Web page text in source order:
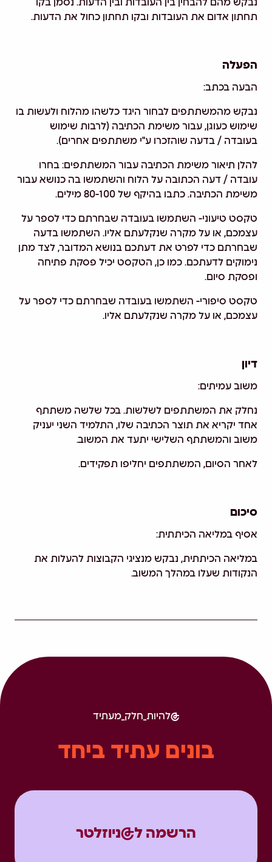
נבקש מהם להבחין בין העובדות ובין הדעות. נסמן בקו
תחתון אדום את העובדות ובקו תחתון כחול את הדעות.
הפעלה
הבעה בכתב:
נבקש מהמשתתפים לבחור היגד כלשהו מהלוח ולעשות בו
שימוש כעוגן, עבור משימת הכתיבה (לרבות שימוש
בעובדה / בדעה שוהזכרו ע"י משתתפים אחרים).
להלן תיאור משימת הכתיבה עבור המשתתפים: בחרו
עובדה / דעה הכתובה על הלוח והשתמשו בה כנושא עבור
משימת הכתיבה. כתבו בהיקף של 80-100 מילים.
טקסט טיעוני- השתמשו בעובדה שבחרתם כדי לספר על
עצמכם, או על מקרה שנקלעתם אליו. השתמשו בדעה
שבחרתם כדי לפרט את דעתכם בנושא המדובר, לצד מתן
נימוקים לדעתכם. כמו כן, הטקסט יכיל פסקת פתיחה
ופסקת סיום.
טקסט סיפורי- השתמשו בעובדה שבחרתם כדי לספר על
עצמכם, או על מקרה שנקלעתם אליו.
דיון
משוב עמיתים:
נחלק את המשתתפים לשלשות. בכל שלשה משתתף
אחד יקריא את תוצר הכתיבה שלו, התלמיד השני יעניק
משוב והמשתתף השלישי יתעד את המשוב.
לאחר הסיום, המשתתפים יחליפו תפקידים.
סיכום
אסיף במליאה הכיתתית:
במליאה הכיתתית, נבקש מנציגי הקבוצות להעלות את
הנקודות שעלו במהלך המשוב.
להיות_חלק_מעתיד
בונים עתיד ביחד
הרשמה ל@ניוזלטר